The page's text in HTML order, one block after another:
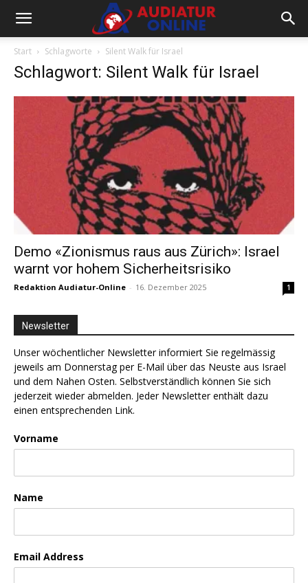
Start Schlagworte Silent Walk für Israel
Schlagwort: Silent Walk für Israel
Demo «Zionismus raus aus Zürich»: Israel
warnt vor hohem Sicherheitsrisiko
Redaktion Audiatur-Online - 16. Dezember 2025 1
Newsletter
Unser wöchentlicher Newsletter informiert Sie regelmässig
jeweils am Donnerstag per E-Mail über das Neuste aus Israel
und dem Nahen Osten. Selbstverständlich können Sie sich
jederzeit wieder abmelden. Jeder Newsletter enthält dazu
einen entsprechenden Link.
Vorname
Name
Email Address